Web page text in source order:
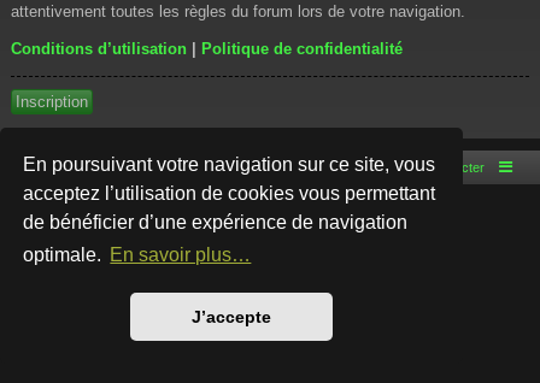
En poursuivant votre navigation sur ce site, vous
acceptez l’utilisation de cookies vous permettant
de bénéficier d’une expérience de navigation
optimale. En savoir plus…
J’accepte
attentivement toutes les règles du forum lors de votre navigation.
Conditions d’utilisation | Politique de confidentialité
Inscription
Accueil du forum Nous contacter
Développé parphpBB® Forum Software © phpBB Limited
Style par
Traduction française officielle